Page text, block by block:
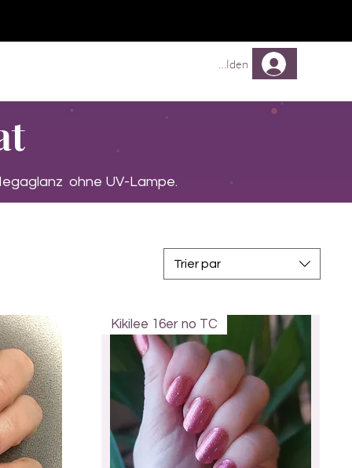
Anmelden
ohne UV-Lampe.
Trier par
Kikilee 16er no TC